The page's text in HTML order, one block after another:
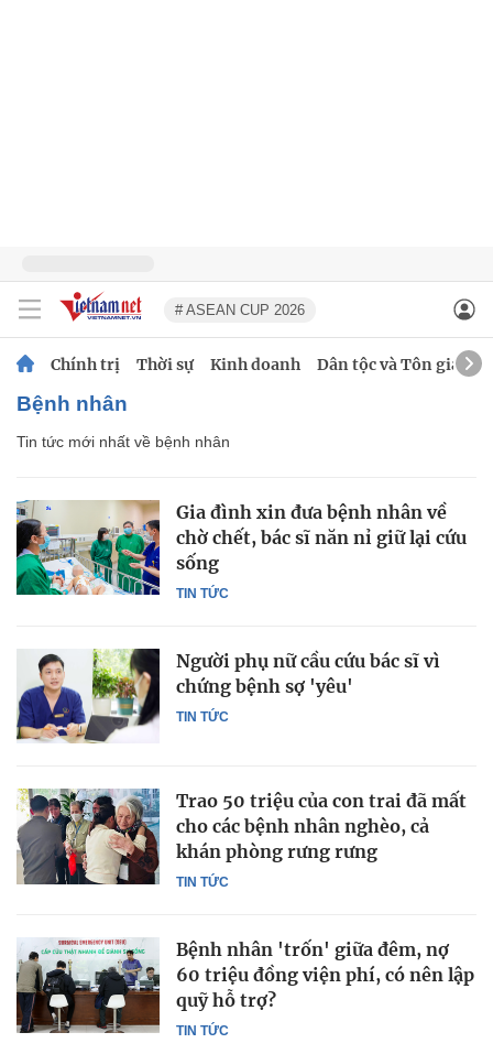
# ASEAN CUP 2026
Chính trị Thời sự Kinh doanh Dân tộc và Tôn giáo
bệnh nhân
Tin tức mới nhất về bệnh nhân
TIN TỨC
Gia đình xin đưa bệnh nhân về
chờ chết, bác sĩ năn nỉ giữ lại cứu
sống
TIN TỨC
Người phụ nữ cầu cứu bác sĩ vì
chứng bệnh sợ 'yêu'
TIN TỨC
Trao 50 triệu của con trai đã mất
cho các bệnh nhân nghèo, cả
khán phòng rưng rưng
TIN TỨC
Bệnh nhân 'trốn' giữa đêm, nợ
60 triệu đồng viện phí, có nên lập
quỹ hỗ trợ?